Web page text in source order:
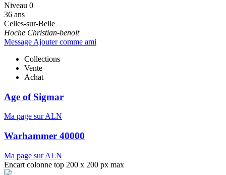
Niveau 0
36 ans
Celles-sur-Belle
Hoche Christian-benoit
Message Ajouter comme ami
Collections
Vente
Achat
Age of Sigmar
Ma page sur ALN
Warhammer 40000
Ma page sur ALN
Encart colonne top 200 x 200 px max